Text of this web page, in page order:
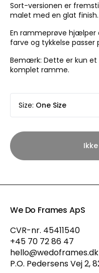
Sort-versionen er
malet med en glat finish.
En rammeprøve hjælper
farve og tykkelse
Bemærk: Dette er kun et
komplet ramme.
Size: One Size
We Do Frames ApS
CVR-nr. 45411540
+45 70 72 86 47
hello@wedoframes.dk
P.O. Pedersens Vej 2,